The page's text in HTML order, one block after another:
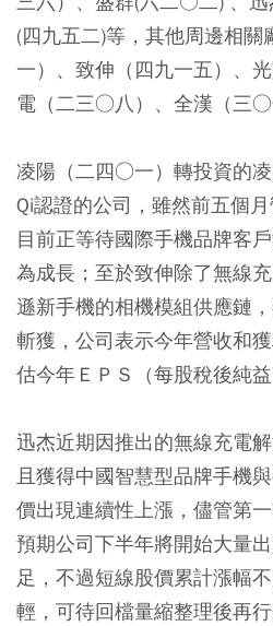
(四九五二)等，其他周邊相關
一）、致伸（四九一五）、
電（二三○八）、全漢（三○
凌陽（二四○一）轉投資的
Qi認證的公司，雖然前五個
目前正等待國際手機品牌客
為成長；至於致伸除了無線
遜新手機的相機模組供應鏈
斬獲，公司表示今年營收和
估今年ＥＰＳ（每股稅後純益
迅杰近期因推出的無線充電
且獲得中國智慧型品牌手機
價出現連續性上漲，儘管第
預期公司下半年將開始大量
足，不過短線股價累計漲幅
輕，可待回檔量縮整理後再行